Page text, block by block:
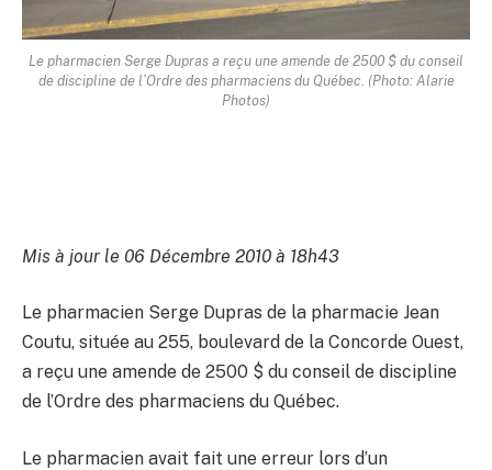
Le pharmacien Serge Dupras a reçu une amende de 2500 $ du conseil
de discipline de l’Ordre des pharmaciens du Québec. (Photo: Alarie
Photos)
Mis à jour le 06 Décembre 2010 à 18h43
Le pharmacien Serge Dupras de la pharmacie Jean
Coutu, située au 255, boulevard de la Concorde Ouest,
a reçu une amende de 2500 $ du conseil de discipline
de l’Ordre des pharmaciens du Québec.
Le pharmacien avait fait une erreur lors d’un